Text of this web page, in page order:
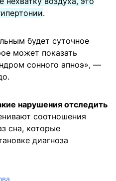
.
будет суточное
может показать
сонного апноэ», —
нарушения отследить
соотношения
сна, которые
диагноза